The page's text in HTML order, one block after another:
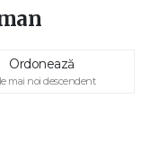
Ordonează
mai noi descendent